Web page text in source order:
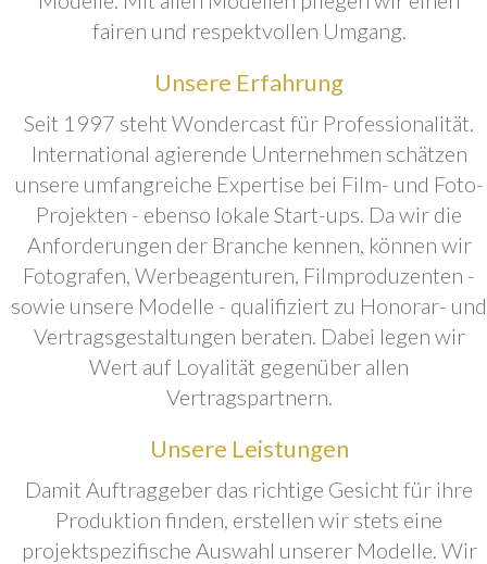
fairen und respektvollen Umgang.
Unsere Erfahrung
Seit 1997 steht Wondercast für Professionalität.
International agierende Unternehmen schätzen
unsere umfangreiche Expertise bei Film- und Foto-
Projekten - ebenso lokale Start-ups. Da wir die
Anforderungen der Branche kennen, können wir
Fotografen, Werbeagenturen, Filmproduzenten -
sowie unsere Modelle - qualifiziert zu Honorar- und
Vertragsgestaltungen beraten. Dabei legen wir
Wert auf Loyalität gegenüber allen
Vertragspartnern.
Unsere Leistungen
Damit Auftraggeber das richtige Gesicht für ihre
Produktion finden, erstellen wir stets eine
projektspezifische Auswahl unserer Modelle. Wir